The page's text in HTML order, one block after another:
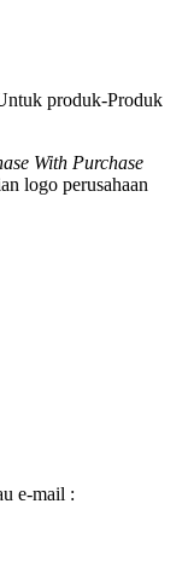
produk-Produk
With Purchase
logo perusahaan
e-mail :